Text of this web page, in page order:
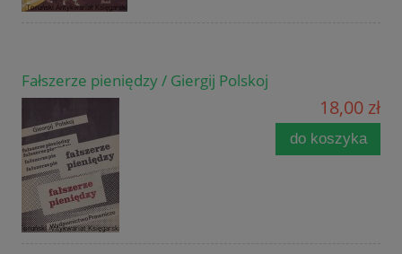
Fałszerze pieniędzy / Giergij Polskoj
18,00 zł
do koszyka